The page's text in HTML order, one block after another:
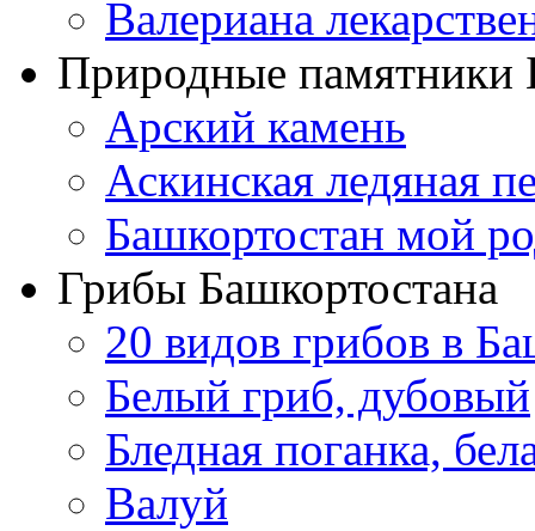
Валериана
Природные памятники
Арский камень
Аскинская ледяная
Башкортостан мой
Грибы Башкортостана
20 видов грибов в
Белый гриб, дубовый
Бледная поганка,
Валуй